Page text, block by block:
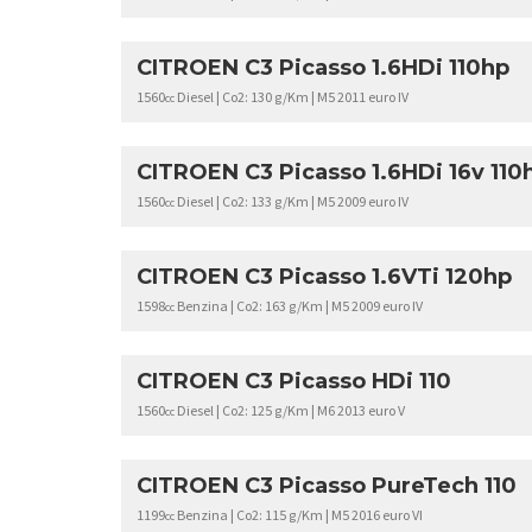
CITROEN C3 Picasso 1.6HDi 110hp
1560cc Diesel | Co2: 130 g/Km | M5 2011 euro IV
CITROEN C3 Picasso 1.6HDi 16v
1560cc Diesel | Co2: 133 g/Km | M5 2009 euro IV
CITROEN C3 Picasso 1.6VTi 120hp
1598cc Benzina | Co2: 163 g/Km | M5 2009 euro IV
CITROEN C3 Picasso HDi 110
1560cc Diesel | Co2: 125 g/Km | M6 2013 euro V
CITROEN C3 Picasso PureTech 110
1199cc Benzina | Co2: 115 g/Km | M5 2016 euro VI